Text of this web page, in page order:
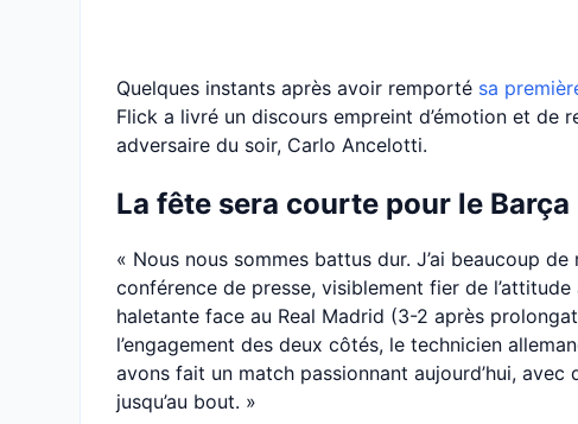
Quelques instants après avoir remporté sa
Flick a livré un discours empreint d’émotion et de
adversaire du soir, Carlo Ancelotti.
La fête sera courte pour le Barça
« Nous nous sommes battus dur. J’ai beaucoup
conférence de presse, visiblement fier de
haletante face au Real Madrid (3-2 après
l’engagement des deux côtés, le technicien
avons fait un match passionnant aujourd’hui,
jusqu’au bout. »